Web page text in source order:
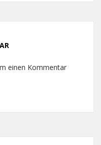
einen Kommentar